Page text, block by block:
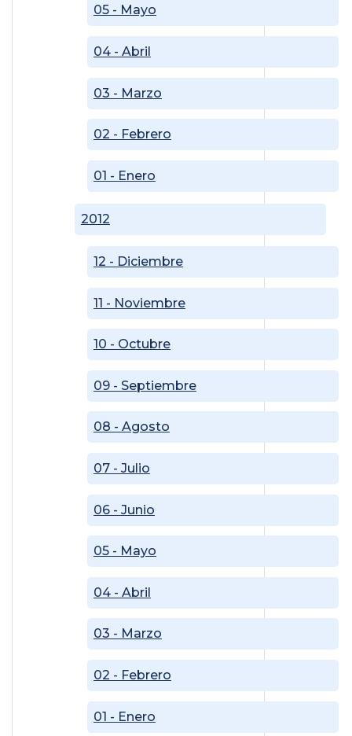
2012
01 - Enero
02 - Febrero
03 - Marzo
04 - Abril
05 - Mayo
06 - Junio
07 - Julio
08 - Agosto
09 - Septiembre
10 - Octubre
11 - Noviembre
12 - Diciembre
01 - Enero
02 - Febrero
03 - Marzo
04 - Abril
05 - Mayo